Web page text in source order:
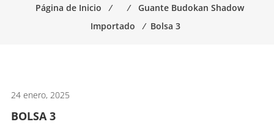
Página de Inicio ⁄ ⁄
Guante Budokan Shadow
Importado
⁄ Bolsa 3
24 enero, 2025
BOLSA 3